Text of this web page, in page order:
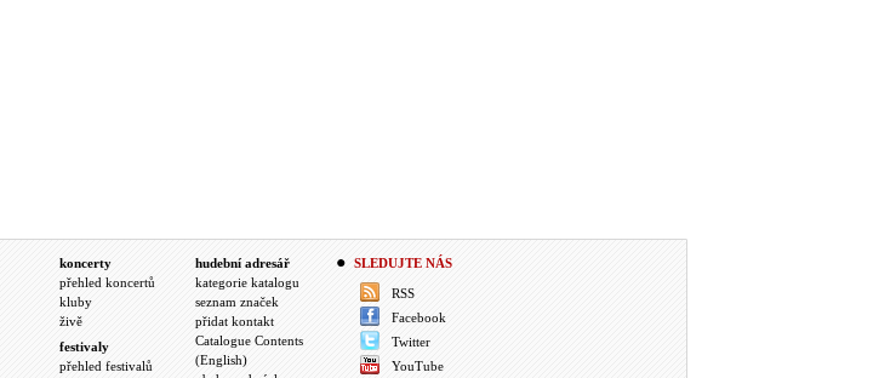
koncerty
přehled koncertů
kluby
živě
festivaly
přehled festivalů
hudební adresář
kategorie katalogu
seznam značek
přidat kontakt
Catalogue Contents
(English)
SLEDUJTE NÁS
RSS
Facebook
Twitter
YouTube